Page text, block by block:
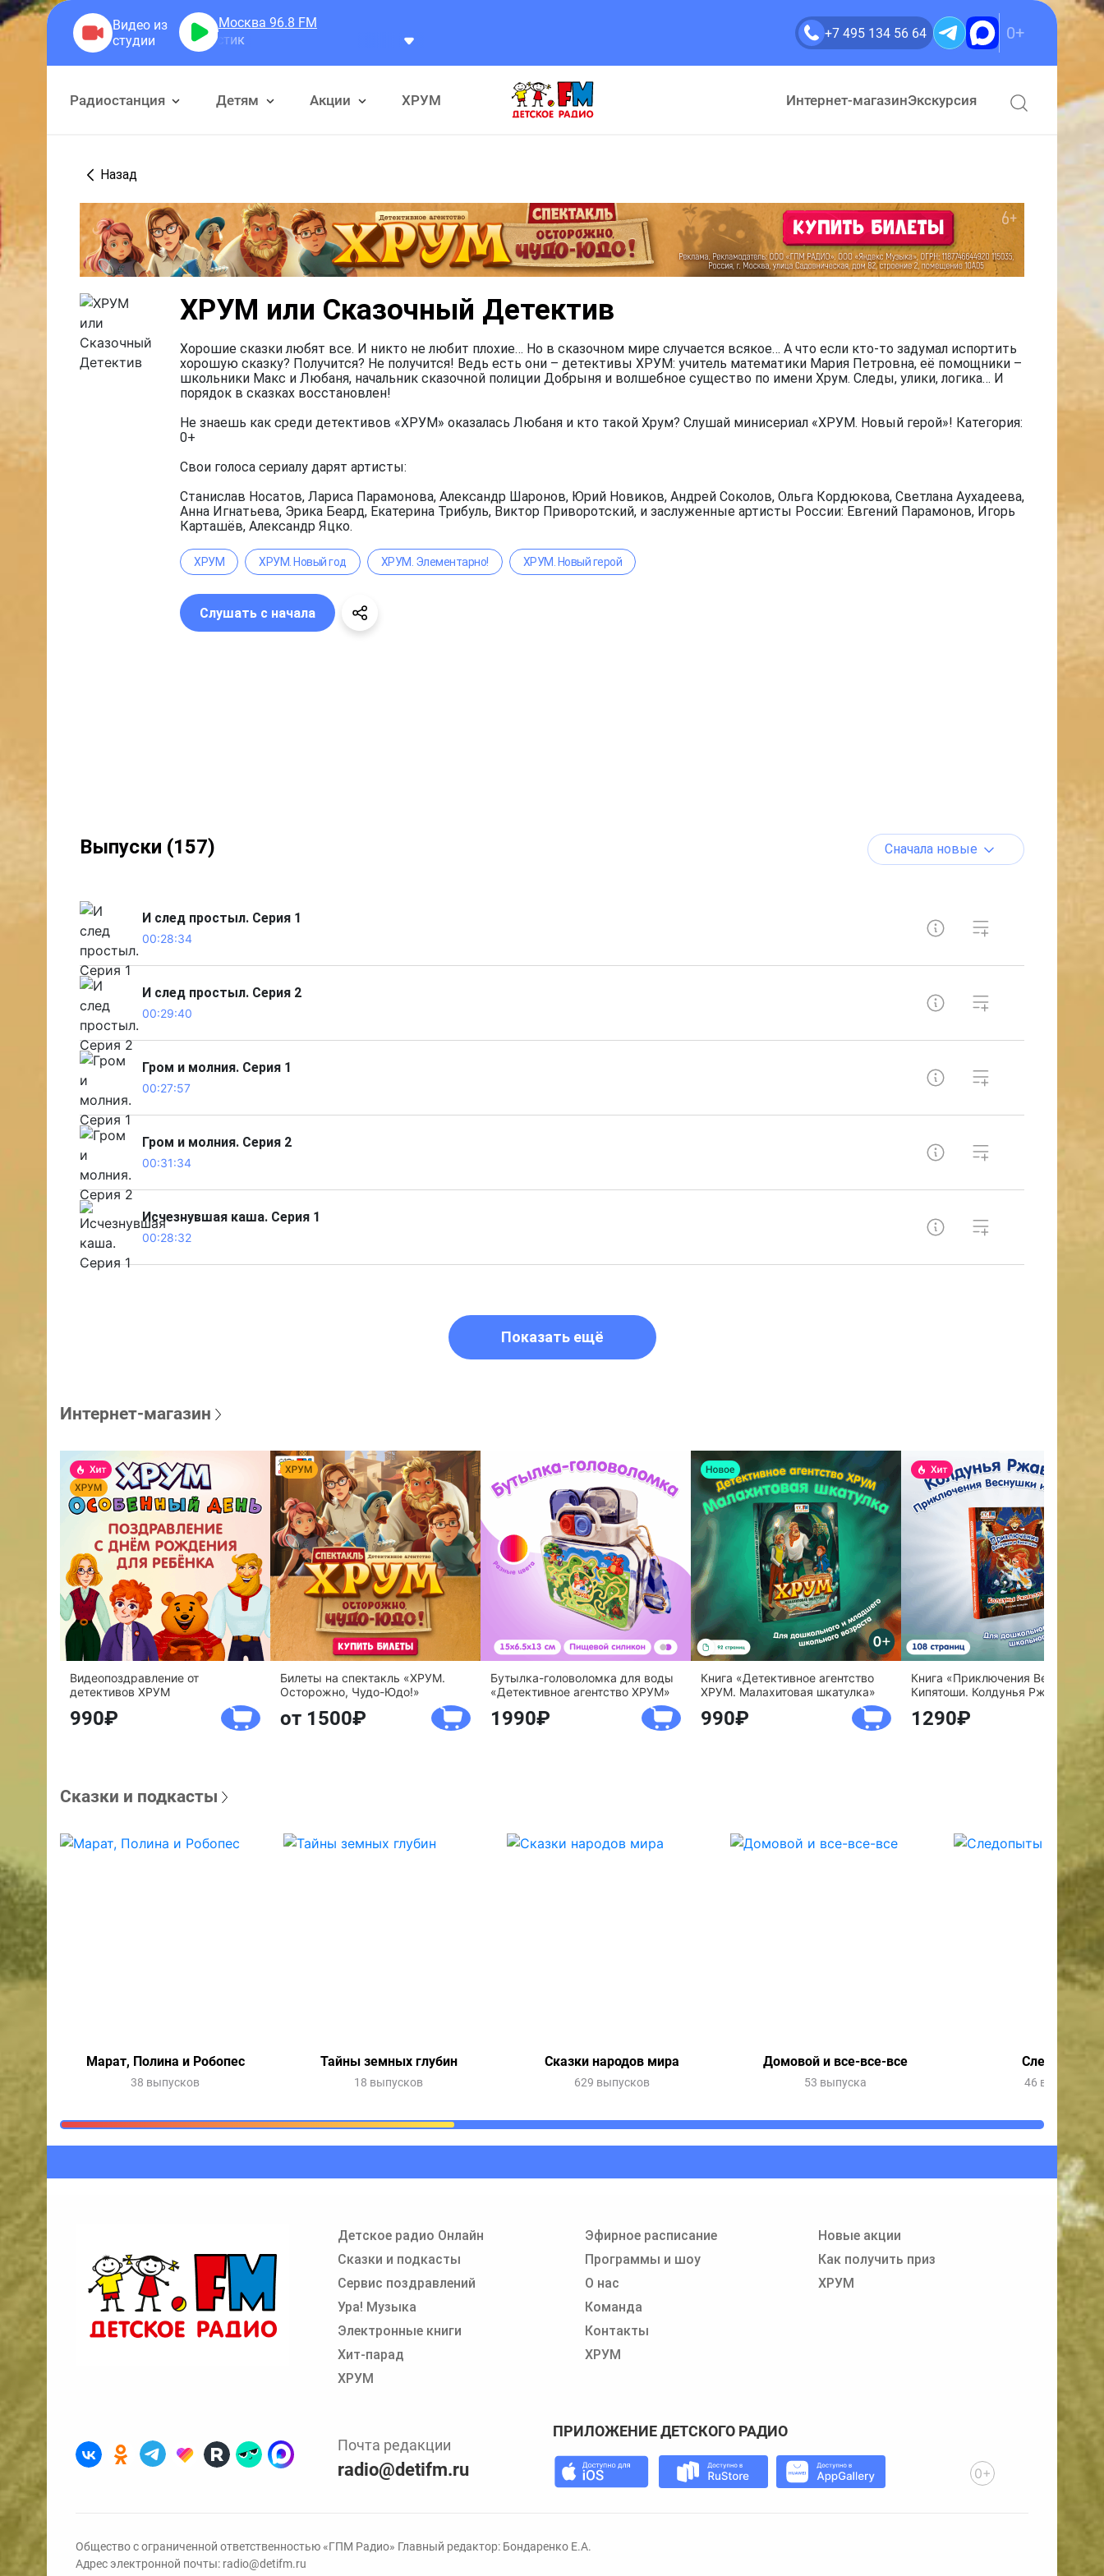
Москва 96.8 FM
Чевостик
+7 495 134 56 64 0+
Радиостанция Детям Акции ХРУМ Интернет-магазинЭкскурсия
Очередь прослушивания
Добавьте в очередь прослушивания другие записи программ или сказок
Назад
ХРУМ или Сказочный Детектив
Хорошие сказки любят все. И никто не любит плохие… Но в сказочном мире случается всякое… А что если кто-то задумал испортить
хорошую сказку? Получится? Не получится! Ведь есть они – детективы ХРУМ: учитель математики Мария Петровна, её помощники –
школьники Макс и Любаня, начальник сказочной полиции Добрыня и волшебное существо по имени Хрум. Следы, улики, логика… И
порядок в сказках восстановлен!
Не знаешь как среди детективов «ХРУМ» оказалась Любаня и кто такой Хрум? Слушай минисериал «ХРУМ. Новый герой»! Категория:
0+
Свои голоса сериалу дарят артисты:
Станислав Носатов, Лариса Парамонова, Александр Шаронов, Юрий Новиков, Андрей Соколов, Ольга Кордюкова, Светлана Аухадеева,
Анна Игнатьева, Эрика Беард, Екатерина Трибуль, Виктор Приворотский, и заслуженные артисты России: Евгений Парамонов, Игорь
Карташёв, Александр Яцко.
ХРУМ ХРУМ. Новый год ХРУМ. Элементарно! ХРУМ. Новый герой
Слушать с начала
Выпуски (157) Сначала новые
И след простыл. Серия 1
00:28:34
И след простыл. Серия 2
00:29:40
Гром и молния. Серия 1
00:27:57
Гром и молния. Серия 2
00:31:34
Исчезнувшая каша. Серия 1
00:28:32
Показать ещё
Интернет-магазин
Видеопоздравление от
детективов ХРУМ
990
Билеты на спектакль «ХРУМ.
Осторожно, Чудо-Юдо!»
от 1500
Бутылка-головоломка для воды
«Детективное агентство ХРУМ»
1990
Книга «Детективное агентство
ХРУМ. Малахитовая шкатулка»
990
Книга «Приключения Веснушки и
Кипятоши. Колдунья Ржавелла»
1290
Сказки и подкасты
Марат, Полина и Робопес
38 выпусков
Тайны земных глубин
18 выпусков
Сказки народов мира
629 выпусков
Домовой и все-все-все
53 выпуска
Следопыты
46 выпусков
Детское радио Онлайн
Сказки и подкасты
Сервис поздравлений
Ура! Музыка
Электронные книги
Хит-парад
ХРУМ
Эфирное расписание
Программы и шоу
О нас
Команда
Контакты
ХРУМ
Новые акции
Как получить приз
ХРУМ
Почта редакции
radio@detifm.ru
ПРИЛОЖЕНИЕ ДЕТСКОГО РАДИО
0+
Общество с ограниченной ответственностью «ГПМ Радио» Главный редактор: Бондаренко Е.А.
Адрес электронной почты: radio@detifm.ru